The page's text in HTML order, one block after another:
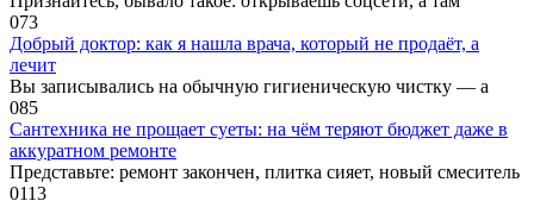
073
Добрый доктор: как я нашла врача, который не продаёт, а
лечит
Вы записывались на обычную гигиеническую чистку — а
085
Сантехника не прощает суеты: на чём теряют бюджет даже в
аккуратном ремонте
Представьте: ремонт закончен, плитка сияет, новый смеситель
0113